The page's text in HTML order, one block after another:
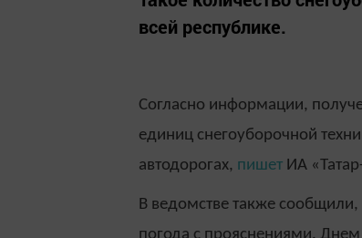
всей республике.
Согласно информации,
единиц снегоуборочной
автодорогах, пишет ИА
В ведомстве также сообщили,